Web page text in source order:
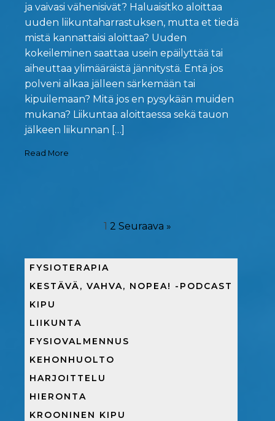
ja vaivasi vähenisivät? Haluaisitko aloittaa
uuden liikuntaharrastuksen, mutta et tiedä
mistä kannattaisi aloittaa? Uuden
kokeileminen saattaa usein epäilyttää tai
aiheuttaa ylimääräistä jännitystä. Entä jos
polveni alkaa jälleen särkemään tai
kipuilemaan? Mitä jos en pysykään muiden
mukana? Liikuntaa aloittaessa sekä tauon
jälkeen liikunnan […]
Read More
1 2 Seuraava »
FYSIOTERAPIA
KESTÄVÄ, VAHVA, NOPEA! -PODCAST
KIPU
LIIKUNTA
FYSIOVALMENNUS
KEHONHUOLTO
HARJOITTELU
HIERONTA
KROONINEN KIPU